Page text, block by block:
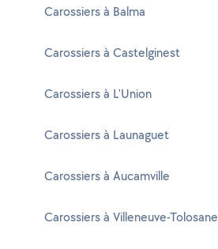
Carossiers à Balma
Carossiers à Castelginest
Carossiers à L'Union
Carossiers à Launaguet
Carossiers à Aucamville
Carossiers à Villeneuve-Tolosane